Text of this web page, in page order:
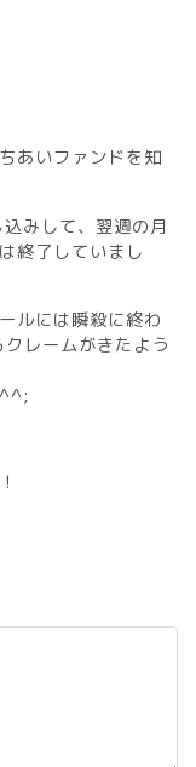
あいファンドを知
みして、翌週の月
終了していまし
ルには瞬殺に終わ
レームがきたよう